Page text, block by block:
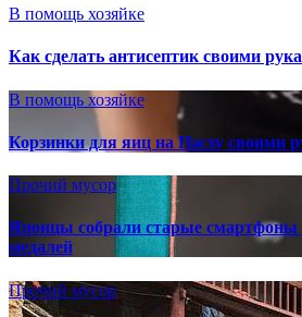
В помощь хозяйке
Как сделать антисептик своими
В помощь хозяйке
Корзинки для яиц на Пасху своими
Прочий мусор
Японцы собрали старые смартфоны
медалей
Прочий мусор